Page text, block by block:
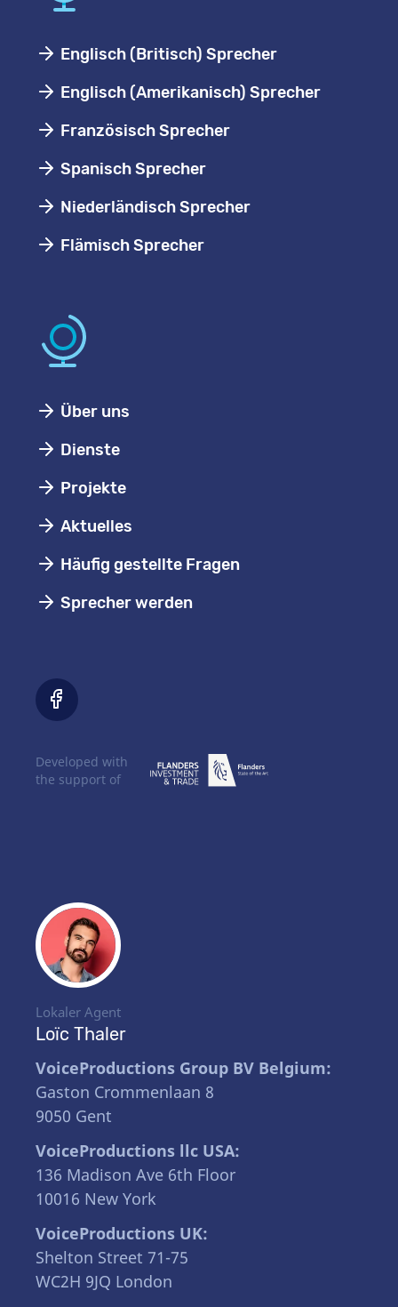
Englisch (Britisch) Sprecher
Englisch (Amerikanisch) Sprecher
Französisch Sprecher
Spanisch Sprecher
Niederländisch Sprecher
Flämisch Sprecher
Über uns
Dienste
Projekte
Aktuelles
Häufig gestellte Fragen
Sprecher werden
Lokaler Agent
Loïc Thaler
VoiceProductions Group BV Belgium:
Gaston Crommenlaan 8
9050 Gent
VoiceProductions llc USA:
136 Madison Ave 6th Floor
10016 New York
VoiceProductions UK:
Shelton Street 71-75
WC2H 9JQ London
Developed with
the support of